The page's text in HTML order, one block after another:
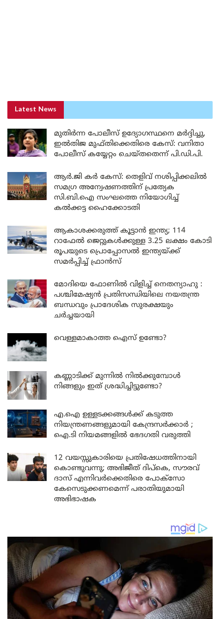
Latest News
മുതിർന്ന പോലീസ് ഉദ്യോഗസ്ഥനെ മർദ്ദിച്ചു,
ഇൽതിജ മുഫ്തിക്കെതിരെ കേസ്: വനിതാ
പോലീസ് കയ്യേറ്റം ചെയ്തതെന്ന് പി.ഡി.പി.
ആർ.ജി കർ കേസ്: തെളിവ് നശിപ്പിക്കലിൽ
സമഗ്ര അന്വേഷണത്തിന് പ്രത്യേക
സി.ബി.ഐ സംഘത്തെ നിയോഗിച്ച്
കൽക്കട്ട ഹൈക്കോടതി
ആകാശക്കരുത്ത് കൂട്ടാൻ ഇന്ത്യ; 114
റാഫേൽ ജെറ്റുകൾക്കുള്ള 3.25 ലക്ഷം കോടി
രൂപയുടെ പ്രൊപ്പോസൽ ഇന്ത്യയ്ക്ക്
സമർപ്പിച്ച് ഫ്രാൻസ്
മോദിയെ ഫോണിൽ വിളിച്ച് നെതന്യാഹു :
പശ്ചിമേഷ്യൻ പ്രതിസന്ധിയിലെ നയതന്ത്ര
ബന്ധവും പ്രാദേശിക സുരക്ഷയും
ചർച്ചയായി
വെള്ളമാകാത്ത ഐസ് ഉണ്ടോ?
കണ്ണാടിക്ക് മുന്നിൽ നിൽക്കുമ്പോൾ
നിങ്ങളും ഇത് ശ്രദ്ധിച്ചിട്ടുണ്ടോ?
എ.ഐ ഉള്ളടക്കങ്ങൾക്ക് കടുത്ത
നിയന്ത്രണങ്ങളുമായി കേന്ദ്രസർക്കാർ ;
ഐ.ടി നിയമങ്ങളിൽ ഭേദഗതി വരുത്തി
12 വയസ്സുകാരിയെ പ്രതിഷേധത്തിനായി
കൊണ്ടുവന്നു; അഭിജീത് ദിപ്കെ, സൗരവ്
ദാസ് എന്നിവർക്കെതിരെ പോക്സോ
കേസെടുക്കണമെന്ന് പരാതിയുമായി
അഭിഭാഷക